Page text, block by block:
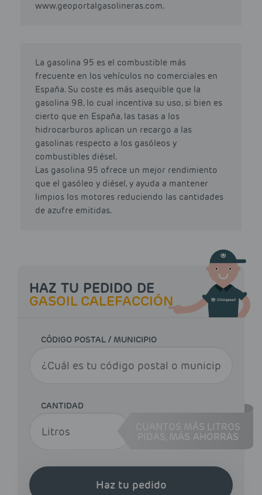
www.geoportalgasolineras.com.
La gasolina 95 es el combustible más
frecuente en los vehículos no comerciales en
España. Su coste es más asequible que la
gasolina 98, lo cual incentiva su uso, si bien es
cierto que en España, las tasas a los
hidrocarburos aplican un recargo a las
gasolinas respecto a los gasóleos y
combustibles diésel.
Las gasolina 95 ofrece un mejor rendimiento
que el gasóleo y diésel, y ayuda a mantener
limpios los motores reduciendo las cantidades
de azufre emitidas.
HAZ TU PEDIDO DE
GASOIL CALEFACCIÓN
CÓDIGO POSTAL / MUNICIPIO
CANTIDAD
CUANTOS MÁS LITROS
MÁS AHORRAS
Haz tu pedido